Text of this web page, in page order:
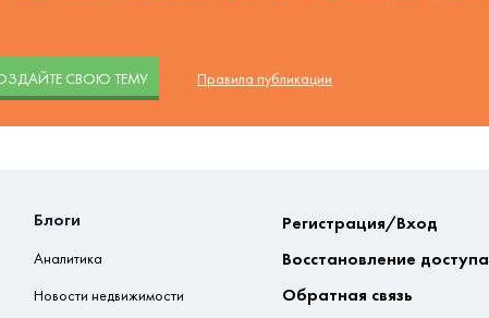
СВОЮ ТЕМУ Правила публикации
Блоги
Аналитика
Новости недвижимости
Регистрация/Вход
Восстановление доступа
Обратная связь